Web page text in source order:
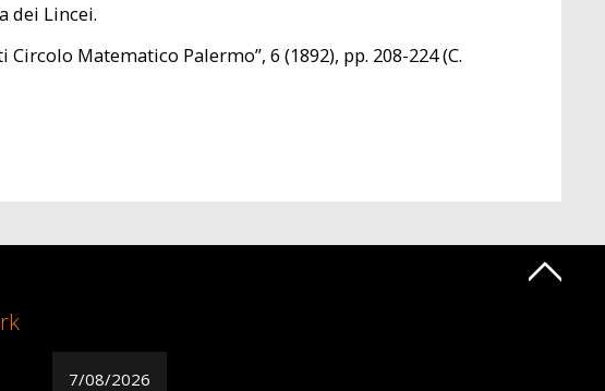
dei Lincei.
Circolo Matematico Palermo”, 6 (1892), pp. 208-224 (C.
7/08/2026